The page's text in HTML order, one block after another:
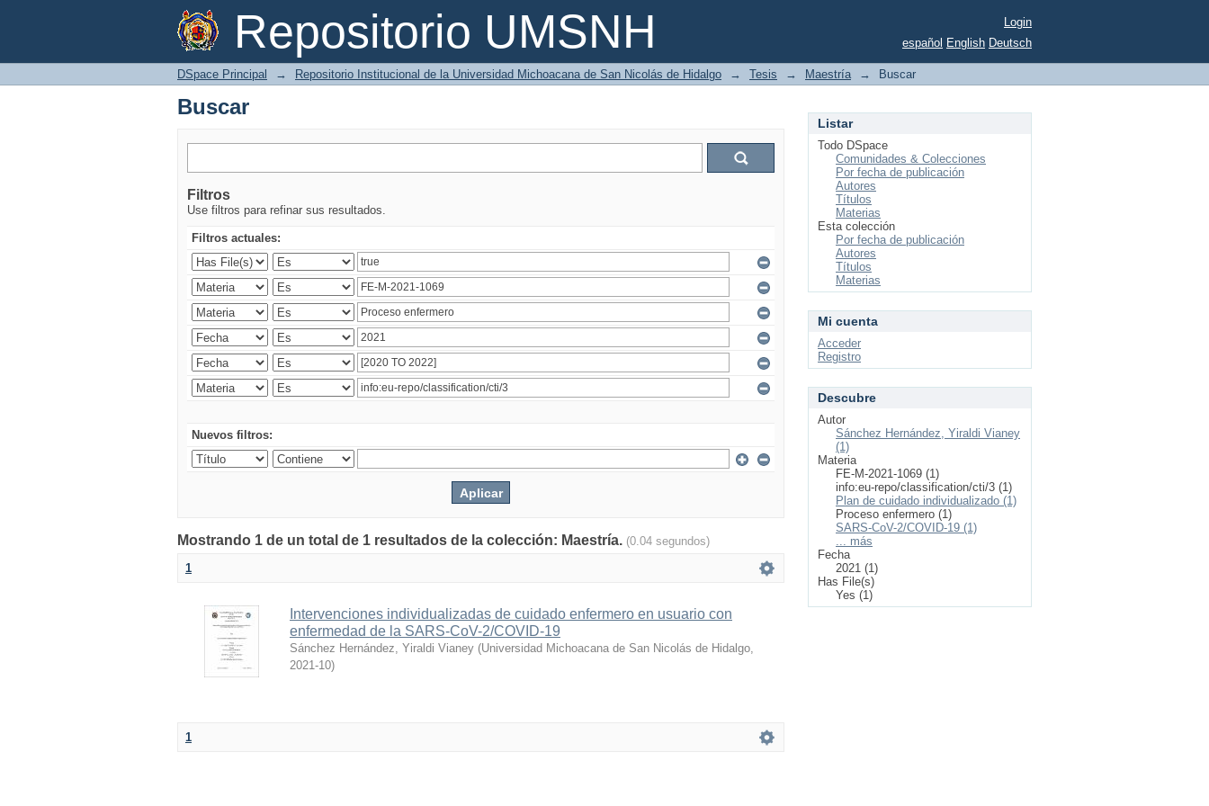
Repositorio UMSNH
Buscar
Login
español English Deutsch
DSpace Principal → Repositorio Institucional de la Universidad Michoacana de San Nicolás de Hidalgo → Tesis → Maestría → Buscar
Buscar
Filtros
Use filtros para refinar sus resultados.
Filtros actuales:
Nuevos filtros:
Mostrando 1 de un total de 1 resultados de la colección: Maestría. (0.04 segundos)
1
Intervenciones individualizadas de cuidado enfermero en usuario con
enfermedad de la SARS-CoV-2/COVID-19
Sánchez Hernández, Yiraldi Vianey (Universidad Michoacana de San Nicolás de Hidalgo,
2021-10)
1
Listar
Todo DSpace
Comunidades & Colecciones
Por fecha de publicación
Autores
Títulos
Materias
Esta colección
Por fecha de publicación
Autores
Títulos
Materias
Mi cuenta
Acceder
Registro
Descubre
Autor
Sánchez Hernández, Yiraldi Vianey
(1)
Materia
FE-M-2021-1069 (1)
info:eu-repo/classification/cti/3 (1)
Plan de cuidado individualizado (1)
Proceso enfermero (1)
SARS-CoV-2/COVID-19 (1)
... más
Fecha
2021 (1)
Has File(s)
Yes (1)